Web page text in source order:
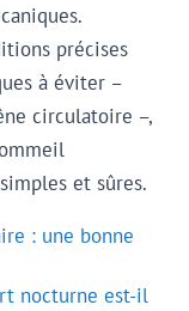
précises
à éviter –
circulatoire –,
et sûres.
: une bonne
nocturne est-il